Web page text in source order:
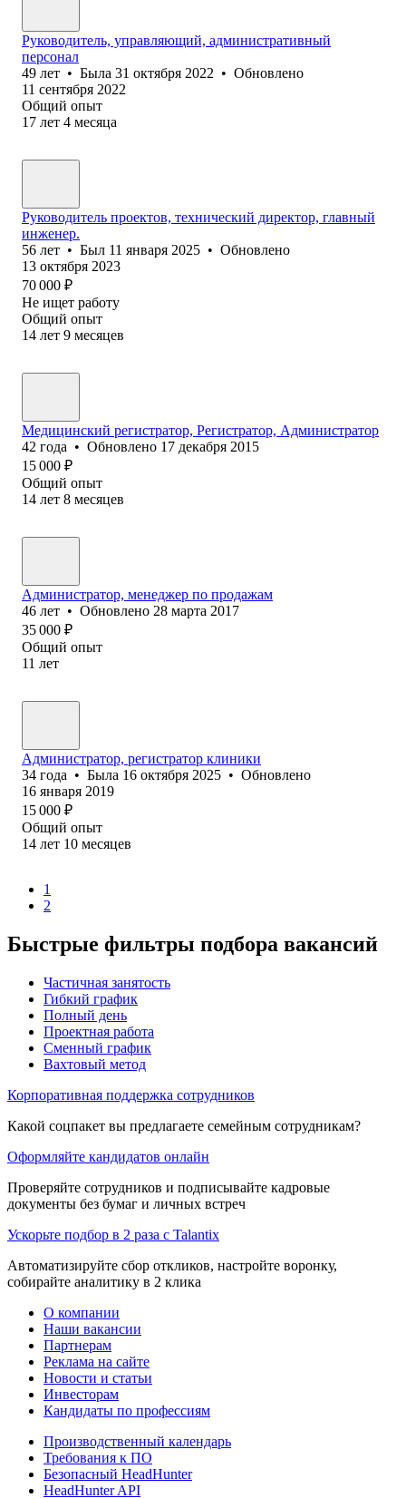
Руководитель, управляющий, административный
персонал
49 лет • Была 31 октября 2022 • Обновлено
11 сентября 2022
Общий опыт
17 лет 4 месяца
Руководитель проектов, технический директор, главный
инженер.
56 лет • Был 11 января 2025 • Обновлено
13 октября 2023
70 000 ₽
Не ищет работу
Общий опыт
14 лет 9 месяцев
Медицинский регистратор, Регистратор, Администратор
42 года • Обновлено 17 декабря 2015
15 000 ₽
Общий опыт
14 лет 8 месяцев
Администратор, менеджер по продажам
46 лет • Обновлено 28 марта 2017
35 000 ₽
Общий опыт
11 лет
Администратор, регистратор клиники
34 года • Была 16 октября 2025 • Обновлено
16 января 2019
15 000 ₽
Общий опыт
14 лет 10 месяцев
1
2
Быстрые фильтры подбора вакансий
Частичная занятость
Гибкий график
Полный день
Проектная работа
Сменный график
Вахтовый метод
Корпоративная поддержка сотрудников
Какой соцпакет вы предлагаете семейным сотрудникам?
Оформляйте кандидатов онлайн
Проверяйте сотрудников и подписывайте кадровые
документы без бумаг и личных встреч
Ускорьте подбор в 2 раза с Talantix
Автоматизируйте сбор откликов, настройте воронку,
собирайте аналитику в 2 клика
О компании
Наши вакансии
Партнерам
Реклама на сайте
Новости и статьи
Инвесторам
Кандидаты по профессиям
Производственный календарь
Требования к ПО
Безопасный HeadHunter
HeadHunter API